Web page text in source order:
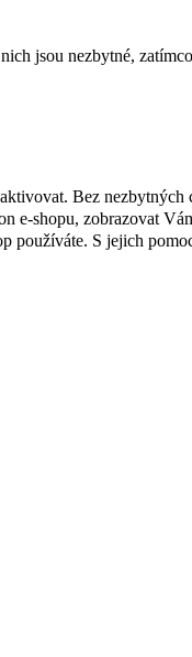
jsou nezbytné,
Bez
e-shopu, zobrazovat
používáte. S jejich